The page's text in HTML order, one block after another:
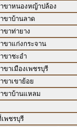
ขาหนองหญ้าปล้อง
ขาบ้านลาด
ขาท่ายาง
ขาแก่งกระจาน
ขาชะอำ
ขาเมืองเพชรบุรี
ขาเขาย้อย
ขาบ้านแหลม
พชรบุรี